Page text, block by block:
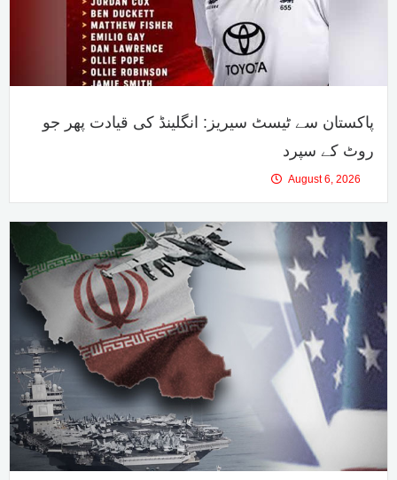
پاکستان سے ٹیسٹ سیریز: انگلینڈ کی قیادت پھر جو
روٹ کے سپرد
August 6, 2026